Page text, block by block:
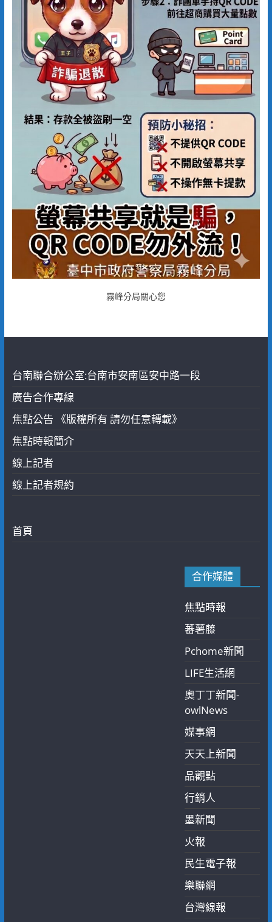
霧峰分局關心您
台南聯合辦公室:台南市安南區安中路一段
廣告合作專線
焦點公告 《版權所有 請勿任意轉載》
焦點時報簡介
線上記者
線上記者規約
首頁
合作媒體
焦點時報
蕃薯藤
Pchome新聞
LIFE生活網
奧丁丁新聞-
owlNews
媒事網
天天上新聞
品觀點
行銷人
墨新聞
火報
民生電子報
樂聯網
台灣線報